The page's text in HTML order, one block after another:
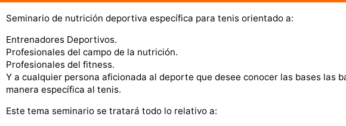
Seminario de nutrición deportiva específica para tenis orientado a:
Entrenadores Deportivos.
Profesionales del campo de la nutrición.
Profesionales del fitness.
Y a cualquier persona aficionada al deporte que desee conocer las bases las
manera específica al tenis.
Este tema seminario se tratará todo lo relativo a: